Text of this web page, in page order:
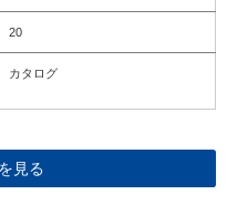
20
カタログ
見る